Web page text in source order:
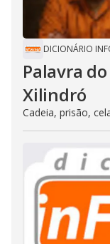
DICIONÁRIO
Palavra
Xilindró
Cadeia, prisão,